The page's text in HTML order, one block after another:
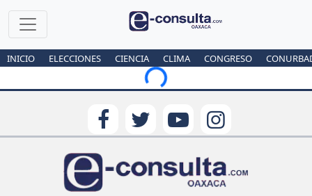
INICIO ELECCIONES CIENCIA CLIMA CONGRESO
Loading...